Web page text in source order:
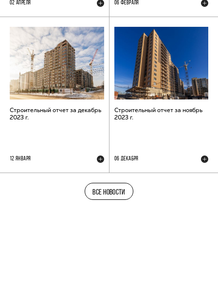
02 АПРЕЛЯ 06 ФЕВРАЛЯ
Строительный отчет за декабрь
2023 г.
12 ЯНВАРЯ
Строительный отчет за ноябрь
2023 г.
06 ДЕКАБРЯ
ВСЕ НОВОСТИ